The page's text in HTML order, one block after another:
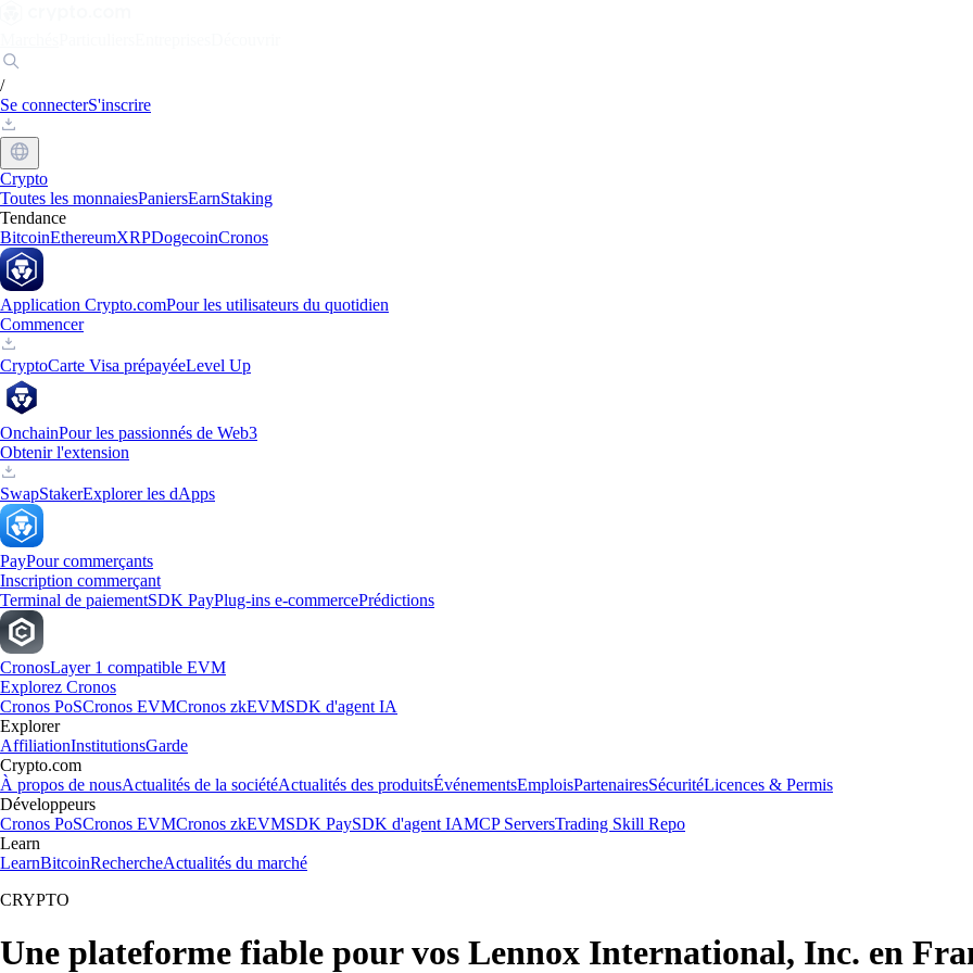
/
Se connecterS'inscrire
Crypto
Toutes les monnaiesPaniersEarnStaking
Tendance
BitcoinEthereumXRPDogecoinCronos
Application Crypto.comPour les utilisateurs du quotidien
Commencer
CryptoCarte Visa prépayéeLevel Up
OnchainPour les passionnés de Web3
Obtenir l'extension
SwapStakerExplorer les dApps
PayPour commerçants
Inscription commerçant
Terminal de paiementSDK PayPlug-ins e-commercePrédictions
CronosLayer 1 compatible EVM
Explorez Cronos
Cronos PoSCronos EVMCronos zkEVMSDK d'agent IA
Explorer
AffiliationInstitutionsGarde
Crypto.com
À propos de nousActualités de la sociétéActualités des produitsÉvénementsEmploisPartenairesSécuritéLicences & Permis
Développeurs
Cronos PoSCronos EVMCronos zkEVMSDK PaySDK d'agent IAMCP ServersTrading Skill Repo
Learn
LearnBitcoinRechercheActualités du marché
CRYPTO
Une plateforme fiable pour vos Lennox International, Inc. en